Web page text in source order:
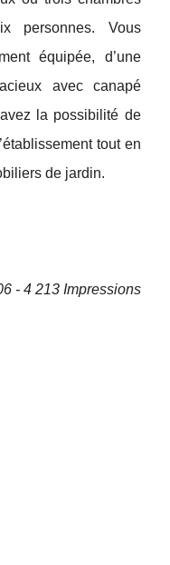
personnes. Vous
équipée, d’une
avec canapé
la possibilité de
tout en
de jardin.
- 4 213 Impressions